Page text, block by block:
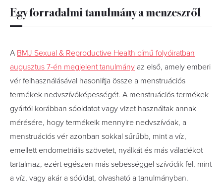
Egy forradalmi tanulmány a menzeszről
A BMJ Sexual & Reproductive Health című folyóiratban
augusztus 7-én megjelent tanulmány az első, amely emberi
vér felhasználásával hasonlítja össze a menstruációs
termékek nedvszívóképességét. A menstruációs termékek
gyártói korábban sóoldatot vagy vizet használtak annak
mérésére, hogy termékeik mennyire nedvszívóak, a
menstruációs vér azonban sokkal sűrűbb, mint a víz,
emellett endometriális szövetet, nyálkát és más váladékot
tartalmaz, ezért egészen más sebességgel szívódik fel, mint
a víz, vagy akár a sóóldat, olvasható a tanulmányban.